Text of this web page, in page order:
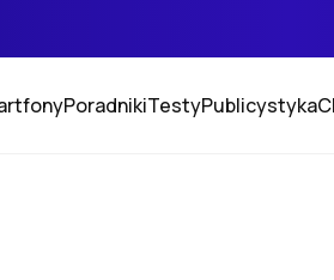
PoradnikiTestyPublicystyka